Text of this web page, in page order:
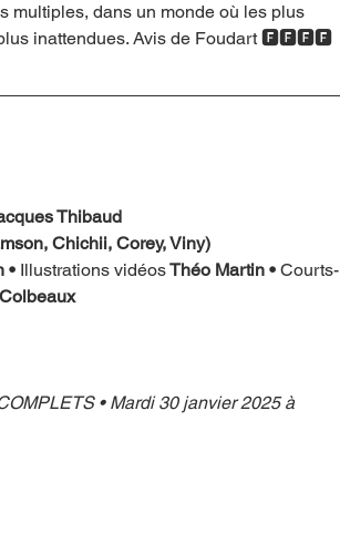
multiples, dans un monde où les plus
plus inattendues. Avis de Foudart 🅵🅵🅵🅵
Thibaud
Chichii, Corey, Viny)
• Illustrations vidéos Théo Martin • Courts-
• Mardi 30 janvier 2025 à